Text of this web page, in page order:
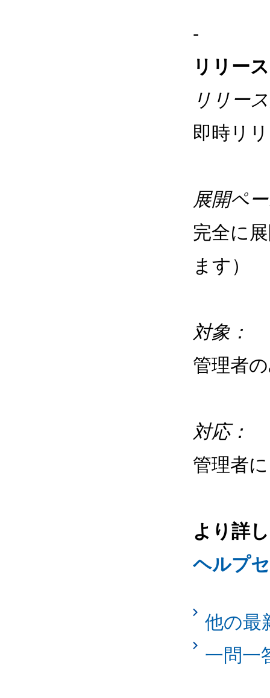
-
リリー
リリー
即時リ
展開ペ
完全に
ます）
対象：
管理者
対応：
管理者
より詳
ヘルプ
他の最
一問一